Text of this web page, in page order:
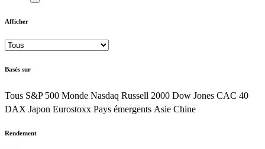
Afficher
Basés sur
Tous S&P 500 Monde Nasdaq Russell 2000 Dow Jones CAC 40
DAX Japon Eurostoxx Pays émergents Asie Chine
Rendement